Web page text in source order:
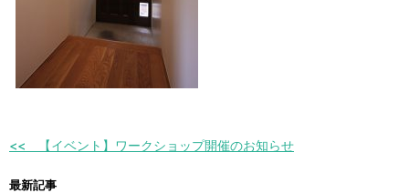
【イベント】ワークショップ開催のお知らせ
最新記事